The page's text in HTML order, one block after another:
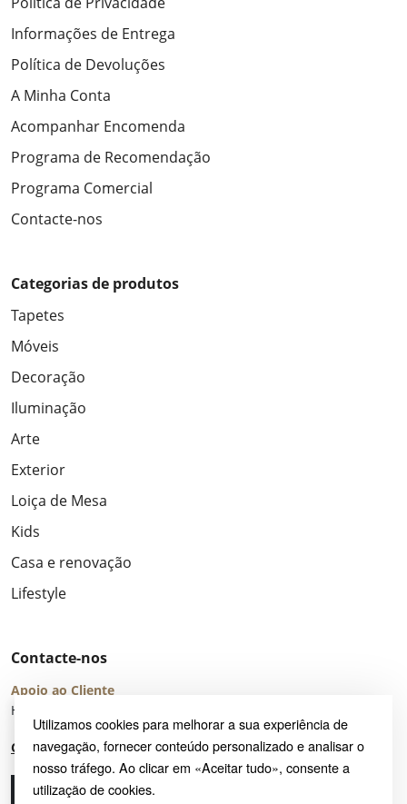
Utilizamos cookies para melhorar a sua experiência de
navegação, fornecer conteúdo personalizado e analisar o
nosso tráfego. Ao clicar em «Aceitar tudo», consente a
utilização de cookies.
Informações de Entrega
Política de Devoluções
A Minha Conta
Acompanhar Encomenda
Programa de Recomendação
Programa Comercial
Contacte-nos
Categorias de produtos
Tapetes
Móveis
Decoração
Iluminação
Arte
Exterior
Loiça de Mesa
Kids
Casa e renovação
Lifestyle
Contacte-nos
Apoio ao Cliente
Horário de Atendimento: seg – sex 8:00 – 16:00 (UTC+2)
Centro de Ajuda
Ligue-nos